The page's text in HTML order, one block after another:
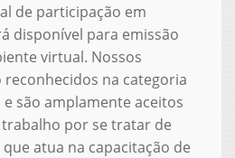
de participação em
disponível para emissão
virtual. Nossos
reconhecidos na categoria
são amplamente aceitos
por se tratar de
atua na capacitação de